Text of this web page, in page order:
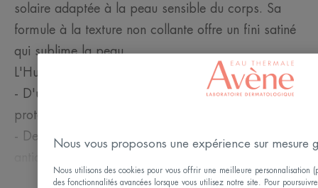
solaire adaptée à la peau sensible du corps. Sa
formule à la texture non collante offre un fini satiné
qui sublime la peau.
L'Huile solaire SPF 30 est composée :
- D'un système filtrant stable pour une large
protection UVB-UVA.
- De la Provitamine E (Pré-tocophéryl), , puissant
les radicaux libres.
Nous vous proposons une expérience sur mesure
Nous utilisons des cookies pour vous offrir une meilleure personnalisation
des fonctionnalités avancées lorsque vous utilisez notre site. Pour